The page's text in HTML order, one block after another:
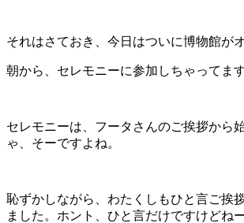
それはさておき、今日はついに博物館が
朝から、セレモニーに参加しちゃってます
セレモニーは、フータさんのご挨拶から
ゃ、そーですよね。
恥ずかしながら、わたくしもひと言ご挨
ました。ホント、ひと言だけですけどねー